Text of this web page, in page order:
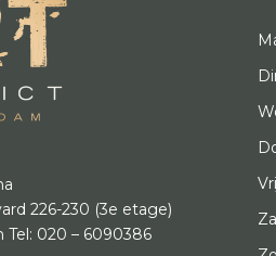
226-230 (3e etage)
Tel: 020 – 6090386